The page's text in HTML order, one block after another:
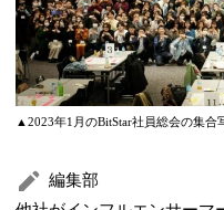
▲2023年1月のBitStar社員総会の集合
編集部